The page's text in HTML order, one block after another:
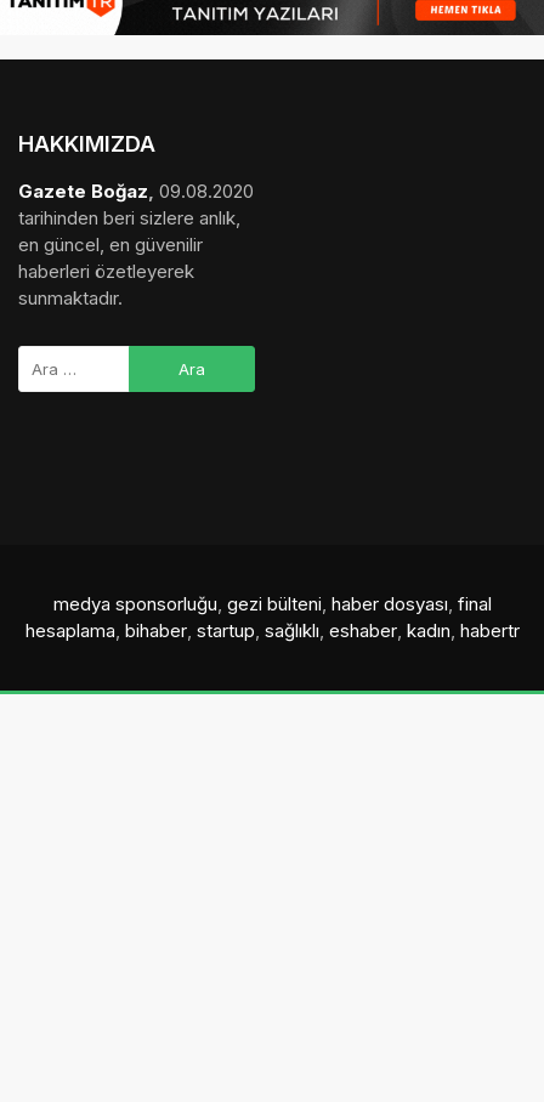
HAKKIMIZDA
Gazete Boğaz, 09.08.2020
tarihinden beri sizlere anlık,
en güncel, en güvenilir
haberleri özetleyerek
sunmaktadır.
medya sponsorluğu, gezi bülteni, haber dosyası, final
hesaplama, bihaber, startup, sağlıklı, eshaber, kadın, habertr